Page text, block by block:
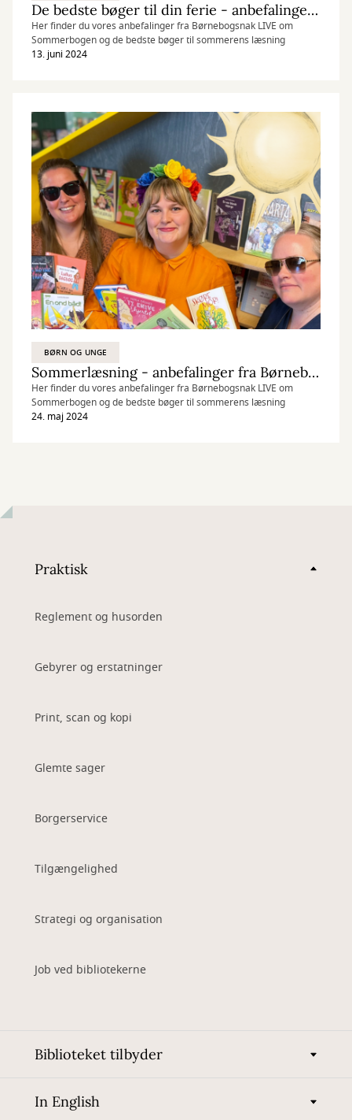
De bedste bøger til din ferie - anbefalinger fra LIVE 13/6 2024
Her finder du vores anbefalinger fra Børnebogsnak LIVE om
Sommerbogen og de bedste bøger til sommerens læsning
13. juni 2024
BØRN OG UNGE
Sommerlæsning - anbefalinger fra Børnebogsnak LIVE 8/6 2023
Her finder du vores anbefalinger fra Børnebogsnak LIVE om
Sommerbogen og de bedste bøger til sommerens læsning
24. maj 2024
Praktisk
Reglement og husorden
Gebyrer og erstatninger
Print, scan og kopi
Glemte sager
Borgerservice
Tilgængelighed
Strategi og organisation
Job ved bibliotekerne
Biblioteket tilbyder
In English